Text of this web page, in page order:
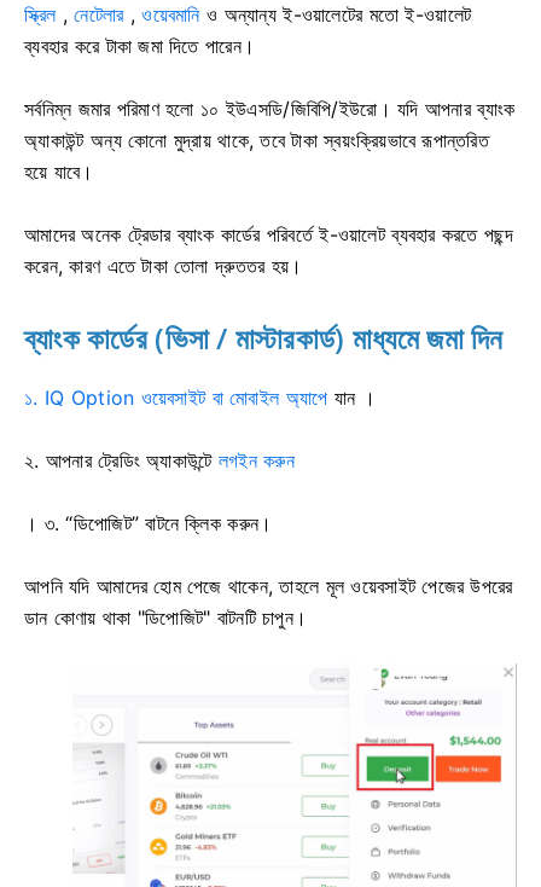
স্ক্রিল,নেটেলার,ওয়েবমানিও অন্যান্য ই-ওয়ালেটের মতো ই-ওয়ালেট
ব্যবহার করে টাকা জমা দিতে পারেন।
সর্বনিম্ন জমার পরিমাণ হলো ১০ ইউএসডি/জিবিপি/ইউরো। যদি আপনার ব্যাংক
অ্যাকাউন্ট অন্য কোনো মুদ্রায় থাকে, তবে টাকা স্বয়ংক্রিয়ভাবে রূপান্তরিত
হয়ে যাবে।
আমাদের অনেক ট্রেডার ব্যাংক কার্ডের পরিবর্তে ই-ওয়ালেট ব্যবহার করতে পছন্দ
করেন, কারণ এতে টাকা তোলা দ্রুততর হয়।
ব্যাংক কার্ডের (ভিসা / মাস্টারকার্ড) মাধ্যমে জমা দিন
১. IQ Option ওয়েবসাইট বা মোবাইল অ্যাপে যান ।
২. আপনার ট্রেডিং অ্যাকাউন্টে লগইন করুন
। ৩. “ডিপোজিট” বাটনে ক্লিক করুন।
আপনি যদি আমাদের হোম পেজে থাকেন, তাহলে মূল ওয়েবসাইট পেজের উপরের
ডান কোণায় থাকা "ডিপোজিট" বাটনটি চাপুন।